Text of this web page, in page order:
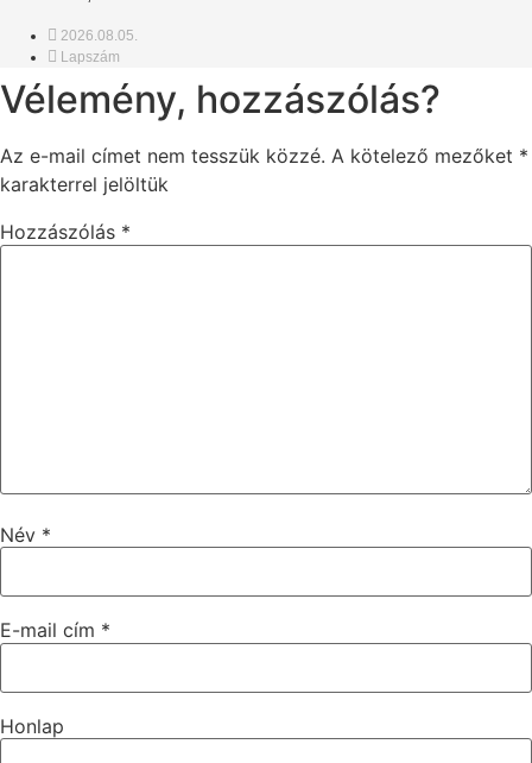
2026.08.05.
Lapszám
Vélemény, hozzászólás?
Az e-mail címet nem tesszük közzé. A kötelező mezőket *
karakterrel jelöltük
Hozzászólás *
Név *
E-mail cím *
Honlap